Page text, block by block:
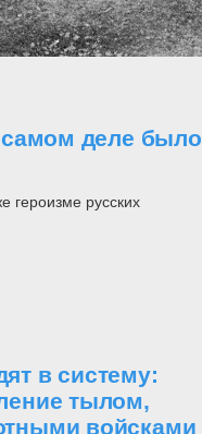
самом деле было
героизме русских
в систему:
тылом,
войсками